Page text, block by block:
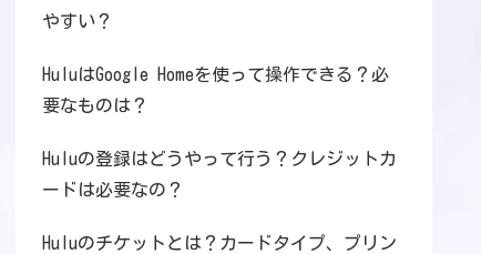
やすい？
HuluはGoogle Homeを使って操作できる？必
要なものは？
Huluの登録はどうやって行う？クレジットカ
ードは必要なの？
Huluのチケットとは？カードタイプ、プリン